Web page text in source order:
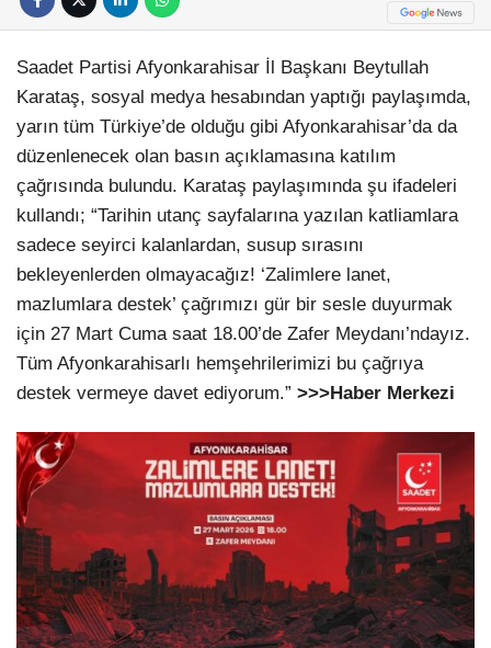
Saadet Partisi Afyonkarahisar İl Başkanı Beytullah
Karataş, sosyal medya hesabından yaptığı paylaşımda,
yarın tüm Türkiye’de olduğu gibi Afyonkarahisar’da da
düzenlenecek olan basın açıklamasına katılım
çağrısında bulundu. Karataş paylaşımında şu ifadeleri
kullandı; “Tarihin utanç sayfalarına yazılan katliamlara
sadece seyirci kalanlardan, susup sırasını
bekleyenlerden olmayacağız! ‘Zalimlere lanet,
mazlumlara destek’ çağrımızı gür bir sesle duyurmak
için 27 Mart Cuma saat 18.00’de Zafer Meydanı’ndayız.
Tüm Afyonkarahisarlı hemşehrilerimizi bu çağrıya
destek vermeye davet ediyorum.” >>>Haber Merkezi